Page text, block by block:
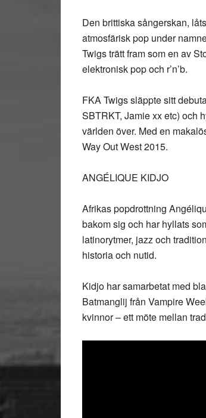
Den brittiska sångerskan,
atmosfärisk pop under
Twigs trätt fram som en av
elektronisk pop och r’n’b.
FKA Twigs släppte sitt
SBTRKT, Jamie xx etc) och
världen över. Med en
Way Out West 2015.
ANGÉLIQUE KIDJO
Afrikas popdrottning
bakom sig och har hyllats
latinorytmer, jazz och
historia och nutid.
Kidjo har samarbetat med
Batmanglij från Vampire
kvinnor – ett möte mellan